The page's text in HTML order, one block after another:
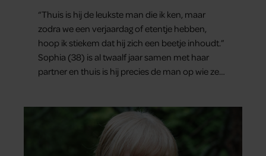
“Thuis is hij de leukste man die ik ken, maar
zodra we een verjaardag of etentje hebben,
hoop ik stiekem dat hij zich een beetje inhoudt.”
Sophia (38) is al twaalf jaar samen met haar
partner en thuis is hij precies de man op wie ze
ze samen onder de mensen zijn.